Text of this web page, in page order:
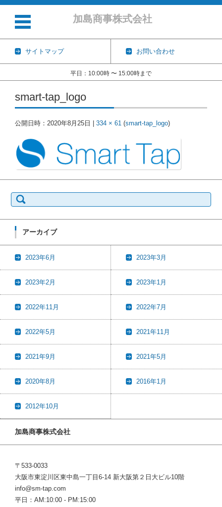
加島商事株式会社
サイトマップ お問い合わせ
平日：10:00時 〜 15:00時まで
コンテンツに移動
smart-tap_logo
公開日時： 2020年8月25日 334 × 61 (smart-tap_logo)
索:
アーカイブ
2023年6月 2023年3月
2023年2月 2023年1月
2022年11月 2022年7月
2022年5月 2021年11月
2021年9月 2021年5月
2020年8月 2016年1月
2012年10月
加島商事株式会社
〒533-0033
大阪市東淀川区東中島一丁目6-14 新大阪第２日大ビル10階
info@sm-tap.com
平日：AM:10:00 - PM:15:00